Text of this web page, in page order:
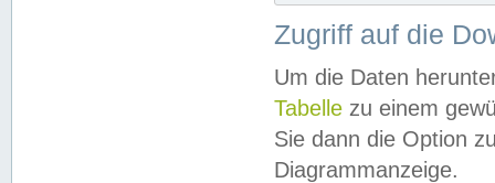
Zugriff auf die
Um die Daten
Tabelle zu einem
Sie dann die Option
Diagrammanzeige.